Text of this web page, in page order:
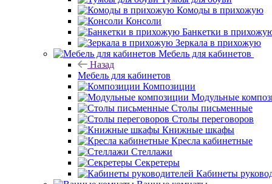
Комоды в прихожую
Консоли
Банкетки в
Зеркала в прихожую
Мебель для кабинетов
Назад
Мебель для кабинетов
Композиции
Модульные
Столы письменные
Столы переговоров
Книжные шкафы
Кресла кабинетные
Стеллажи
Секретеры
Кабинеты